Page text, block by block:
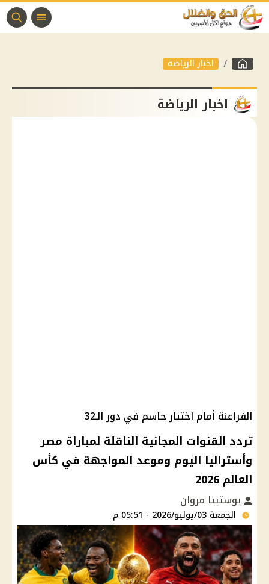
اخبار الرياضة
اخبار الرياضة
الفراعنة أمام اختبار حاسم في دور الـ32
تردد القنوات المجانية الناقلة لمباراة مصر
وأستراليا اليوم وموعد المواجهة في كأس
العالم 2026
يوستينا مروان
الجمعة 03/يوليو/2026 - 05:51 م